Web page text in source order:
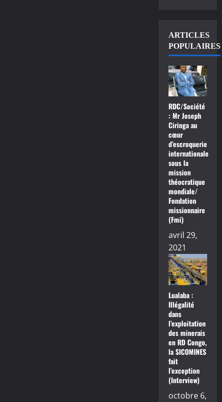
ARTICLES
POPULAIRES
RDC/Société
: Mr Joseph
Ciringa au
cœur
d’escroquerie
internationale
sous la
mission
théocratique
mondiale/
Fondation
missionnaire
(Fmi)
avril 29,
2021
Lualaba :
Illégalité
dans
l’exploitation
des minerais
en RD Congo,
la SICOMINES
fait
l’exception
(Interview)
octobre 6,